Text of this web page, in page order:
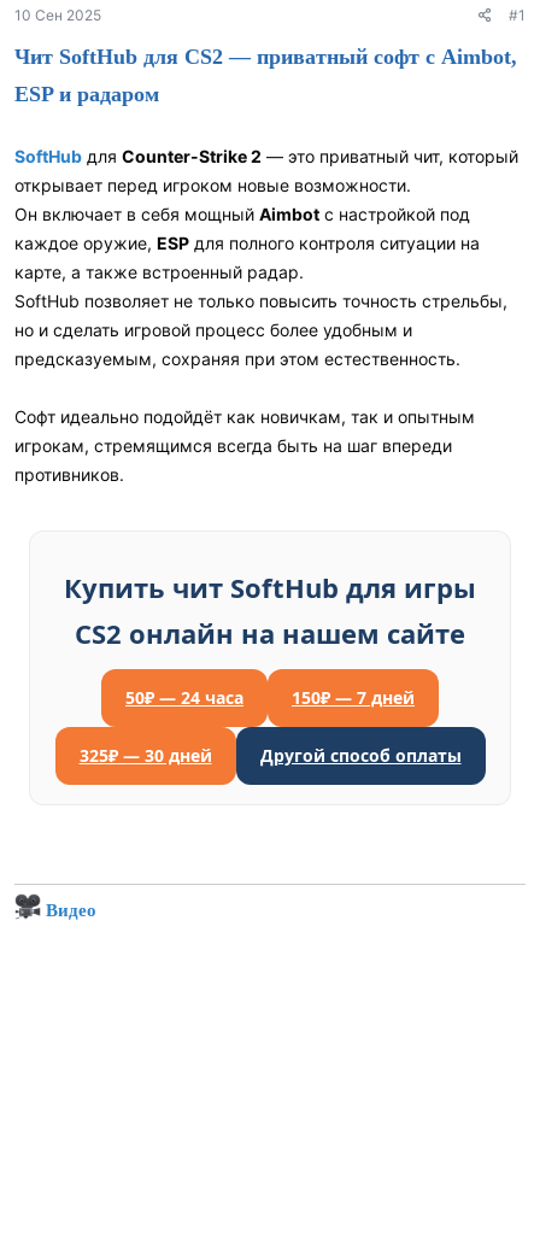
10 Сен 2025 #1
Чит SoftHub для CS2 — приватный софт с Aimbot,
ESP и радаром
SoftHub для Counter-Strike 2 — это приватный чит, который
открывает перед игроком новые возможности.
Он включает в себя мощный Aimbot с настройкой под
каждое оружие, ESP для полного контроля ситуации на
карте, а также встроенный радар.
SoftHub позволяет не только повысить точность стрельбы,
но и сделать игровой процесс более удобным и
предсказуемым, сохраняя при этом естественность.
Софт идеально подойдёт как новичкам, так и опытным
игрокам, стремящимся всегда быть на шаг впереди
противников.
Купить чит SoftHub для игры
CS2 онлайн на нашем сайте
50₽ — 24 часа 150₽ — 7 дней
325₽ — 30 дней Другой способ оплаты
Видео